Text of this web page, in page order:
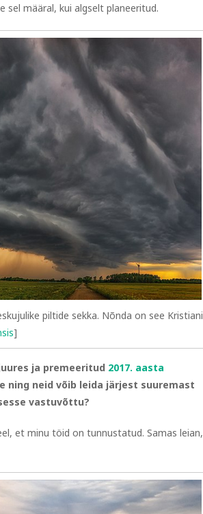
määral, kui algselt planeeritud.
piltide sekka. Nõnda on see Kristiani
]
ja premeeritud 2017. aasta
ning neid võib leida järjest suuremast
vastuvõttu?
et minu töid on tunnustatud. Samas leian,